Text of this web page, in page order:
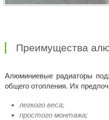
Преимущества
Алюминиевые радиаторы
общего отопления. Их
легкого веса;
простого монтажа;